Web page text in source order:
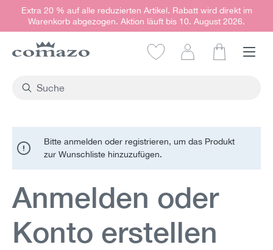
springen
Extra 20 % auf alle reduzierten Artikel. Rabatt wird direkt im
Warenkorb abgezogen. Aktion läuft bis 10. August 2026.
Bitte anmelden oder registrieren, um das Produkt
zur Wunschliste hinzuzufügen.
Anmelden oder
Konto erstellen